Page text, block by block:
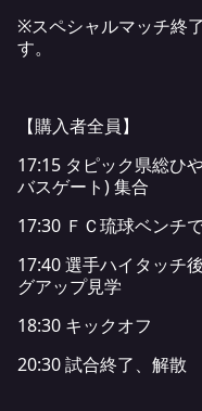
※スペシャルマッチ終
す。
【購入者全員】
17:15 タピック県総ひ
バスゲート) 集合
17:30 ＦＣ琉球ベンチ
17:40 選手ハイタッチ
グアップ見学
18:30 キックオフ
20:30 試合終了、解散